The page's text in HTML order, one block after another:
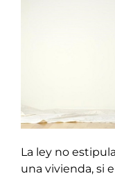
La ley no
una vivienda, si